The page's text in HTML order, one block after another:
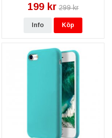
199 kr 299 kr
Info Köp